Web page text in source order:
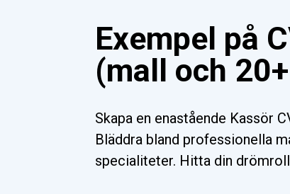
Exempel på
(mall och
Skapa en enastående Kassör
Bläddra bland professionella
specialiteter. Hitta din